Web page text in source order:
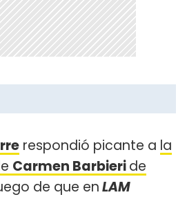
respondió picante a la
Carmen Barbieride
de que enLAM